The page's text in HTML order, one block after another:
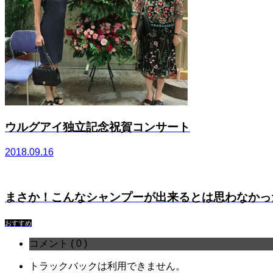
ウルグアイ独立記念祝賀コンサート
2018.09.16
まさか！こんなシャンプーが出来るとは思わなか
おすすめ
コメント ( 0 )
トラックバックは利用できません。